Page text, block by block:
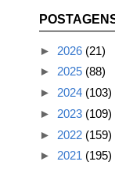
► 2026 (21)
► 2025 (88)
► 2024 (103)
► 2023 (109)
► 2022 (159)
► 2021 (195)